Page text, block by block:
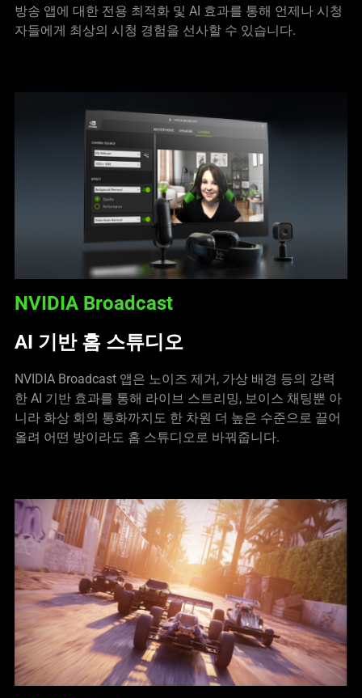
방송 앱에 대한 전용 최적화 및 AI 효과를 통해 언제나 시청
자들에게 최상의 시청 경험을 선사할 수 있습니다.
NVIDIA Broadcast
AI 기반 홈 스튜디오
NVIDIA Broadcast 앱은 노이즈 제거, 가상 배경 등의 강력
한 AI 기반 효과를 통해 라이브 스트리밍, 보이스 채팅뿐 아
니라 화상 회의 통화까지도 한 차원 더 높은 수준으로 끌어
올려 어떤 방이라도 홈 스튜디오로 바꿔줍니다.